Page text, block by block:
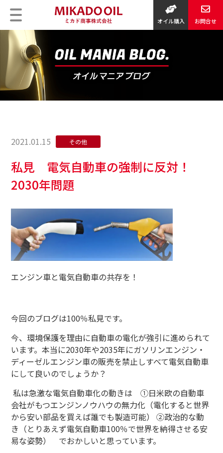
オイル購入 お問合せ
2021.01.15 その他
私見 電気自動車の強制に反対！
2030年問題
エンジン車と電気自動車の共存を！
今回のブログは100％私見です。
今、環境保護を理由に自動車の電化が強引に進められて
います。本当に2030年や2035年にガソリンエンジン・
ディーゼルエンジン車の販売を禁止しすべて電気自動車
にして良いのでしょうか？
私は急激な電気自動車化の動きは ①日米欧の自動車
会社がもつエンジンノウハウの無力化（電化すると世界
から安い部品を買えば誰でも製造可能） ②政治的な動
き（とりあえず電気自動車100％で世界を納得させる安
易な姿勢） でおかしいと思っています。